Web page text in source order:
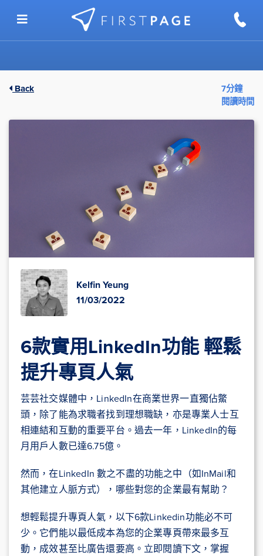
Back
7分鐘
閱讀時間
Kelfin Yeung
11/03/2022
6款實用LinkedIn功能 輕鬆
提升專頁人氣
芸芸社交媒體中，LinkedIn在商業世界一直獨佔鱉
頭，除了能為求職者找到理想職缺，亦是專業人士互
相連結和互動的重要平台。過去一年，LinkedIn的每
月用戶人數已達6.75億。
然而，在LinkedIn 數之不盡的功能之中（如InMail和
其他建立人脈方式），哪些對您的企業最有幫助？
想輕鬆提升專頁人氣，以下6款Linkedin功能必不可
少。它們能以最低成本為您的企業專頁帶來最多互
動，成效甚至比廣告還要高。立即閱讀下文，掌握